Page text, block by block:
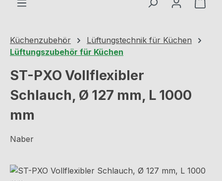
Küchenzubehör
Lüftungstechnik für Küchen
Lüftungszubehör für Küchen
ST-PXO Vollflexibler
Schlauch, Ø 127 mm, L 1000
mm
Naber
Bildergalerie überspringen